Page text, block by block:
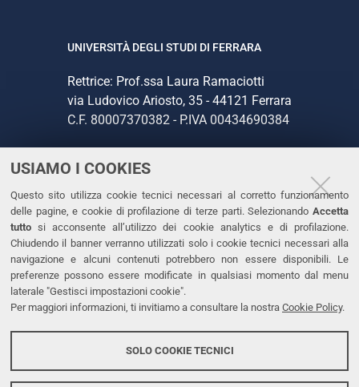
USIAMO I COOKIES
Questo sito utilizza cookie tecnici necessari al corretto funzionamento
delle pagine, e cookie di profilazione di terze parti. Selezionando Accetta
tutto si acconsente all’utilizzo dei cookie analytics e di profilazione.
Chiudendo il banner verranno utilizzati solo i cookie tecnici necessari alla
navigazione e alcuni contenuti potrebbero non essere disponibili. Le
preferenze possono essere modificate in qualsiasi momento dal menu
laterale "Gestisci impostazioni cookie".
Per maggiori informazioni, ti invitiamo a consultare la nostra Cookie Policy.
SOLO COOKIE TECNICI
UNIVERSITÀ DEGLI STUDI DI FERRARA
Rettrice: Prof.ssa Laura Ramaciotti
via Ludovico Ariosto, 35 - 44121 Ferrara
C.F. 80007370382 - P.IVA 00434690384
CONTATTI
Tel. +39 0532 293111
Fax. +39 0532 293031
PEC
LINKS
Dichiarazione di accessibilità
Protezione dati personali